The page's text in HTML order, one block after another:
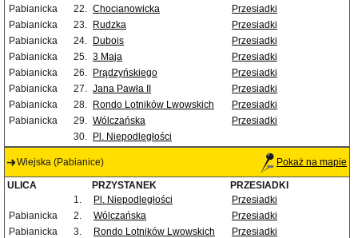
Pabianicka
22. Chocianowicka
Przesiadki
Pabianicka
23. Rudzka
Przesiadki
Pabianicka
24. Dubois
Przesiadki
Pabianicka
25. 3 Maja
Przesiadki
Pabianicka
26. Prądzyńskiego
Przesiadki
Pabianicka
27. Jana Pawła II
Przesiadki
Pabianicka
28. Rondo Lotników Lwowskich
Przesiadki
Pabianicka
29. Wólczańska
Przesiadki
30.
Pl. Niepodległości
Wiejska (Pabianice) Pokaż na mapie
ULICA PRZYSTANEK
PRZESIADKI
1.
Pl. Niepodległości
Przesiadki
Pabianicka
2. Wólczańska
Przesiadki
Pabianicka
3. Rondo Lotników Lwowskich
Przesiadki